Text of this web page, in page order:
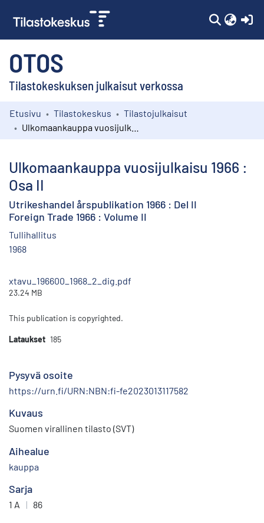
OTOS
Tilastokeskuksen julkaisut verkossa
Kokoelmat
Etusivu Tilastokeskus
Tilastojulkaisut
Ulkomaankauppa vuosijulkaisu 1966 :
Osa II
Utrikeshandel årspublikation 1966 : Del II
Foreign Trade 1966 : Volume II
Tullihallitus
1968
xtavu_196600_1968_2_dig.pdf
23.24 MB
This publication is copyrighted.
Lataukset 185
Pysyvä osoite
https://urn.fi/URN:NBN:fi-fe2023013117582
Kuvaus
Suomen virallinen tilasto (SVT)
Aihealue
kauppa
Sarja
1 A | 86